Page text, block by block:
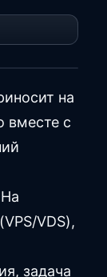
на
вместе с
VDS),
задача